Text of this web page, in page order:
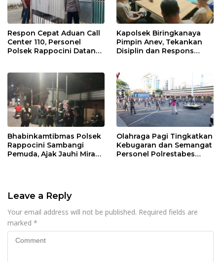
Respon Cepat Aduan Call
Center 110, Personel
Polsek Rappocini Datangi
Kapolsek Biringkanaya
Pimpin Anev, Tekankan
Disiplin dan Respons
Bhabinkamtibmas Polsek
Rappocini Sambangi
Pemuda, Ajak Jauhi Miras,
Olahraga Pagi Tingkatkan
Kebugaran dan Semangat
Personel Polrestabes
Leave a Reply
Your email address will not be published. Required fields are
marked *